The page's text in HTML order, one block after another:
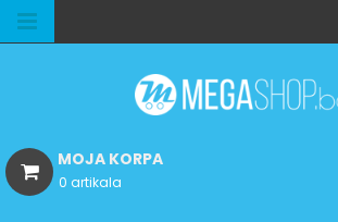
MOJA KORPA
0 artikala